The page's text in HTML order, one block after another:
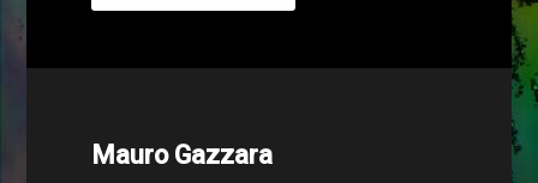
Mauro Gazzara